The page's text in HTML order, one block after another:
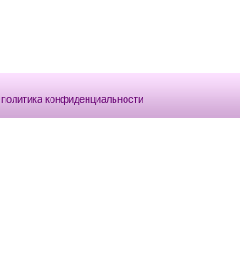
политика конфиденциальности